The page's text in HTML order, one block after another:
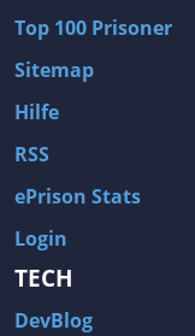
Top 100 Prisoner
Sitemap
Hilfe
RSS
ePrison Stats
Login
TECH
DevBlog